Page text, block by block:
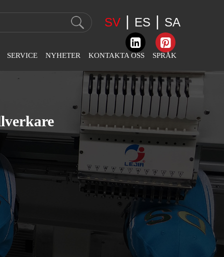
SV | ES | SA
Hot Mixed
SERVICE NYHETER
Företagsnyheter
Industri Nyheter
Utställningsnyheter
KONTAKTA OSS
Kontaktinformation
Feedback
SPRÅK
English
عربى
Español
Slovák
Português